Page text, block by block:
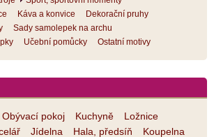
Káva a konvice
Dekorační pruhy
Sady samolepek na archu
Učební pomůcky Ostatní motivy
Obývací pokoj Kuchyně
Ložnice
Jídelna Hala, předsíň
Koupelna